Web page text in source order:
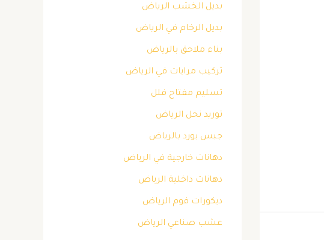
بديل الخشب الرياض
بديل الرخام في الرياض
بناء ملاحق بالرياض
تركيب مرايات في الرياض
تسليم مفتاح فلل
توريد نخل الرياض
جبس بورد بالرياض
دهانات خارجية في الرياض
دهانات داخلية الرياض
ديكورات فوم الرياض
عشب صناعي الرياض